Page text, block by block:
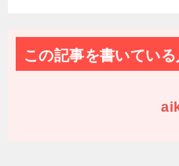
この記事を書いている